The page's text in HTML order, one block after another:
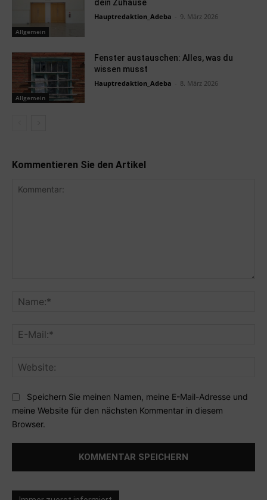
Allgemein
dein Zuhause
Hauptredaktion_Adeba 9. März 2026
Allgemein
Fenster austauschen: Alles, was du
wissen musst
Hauptredaktion_Adeba 8. März 2026
Kommentieren Sie den Artikel
Speichern Sie meinen Namen, meine E-Mail-Adresse und
meine Website für den nächsten Kommentar in diesem
Browser.